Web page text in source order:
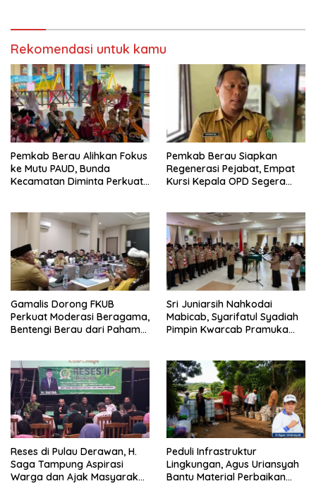
Rekomendasi untuk kamu
Pemkab Berau Alihkan Fokus
ke Mutu PAUD, Bunda
Kecamatan Diminta Perkuat
Pemkab Berau Siapkan
Regenerasi Pejabat, Empat
Kursi Kepala OPD Segera
Gamalis Dorong FKUB
Perkuat Moderasi Beragama,
Bentengi Berau dari Paham
Sri Juniarsih Nahkodai
Mabicab, Syarifatul Syadiah
Pimpin Kwarcab Pramuka
Reses di Pulau Derawan, H.
Saga Tampung Aspirasi
Warga dan Ajak Masyarakat
Peduli Infrastruktur
Lingkungan, Agus Uriansyah
Bantu Material Perbaikan